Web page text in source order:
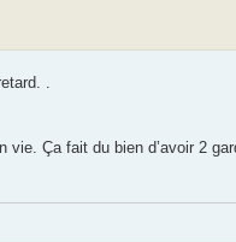
.
Ça fait du bien d’avoir 2